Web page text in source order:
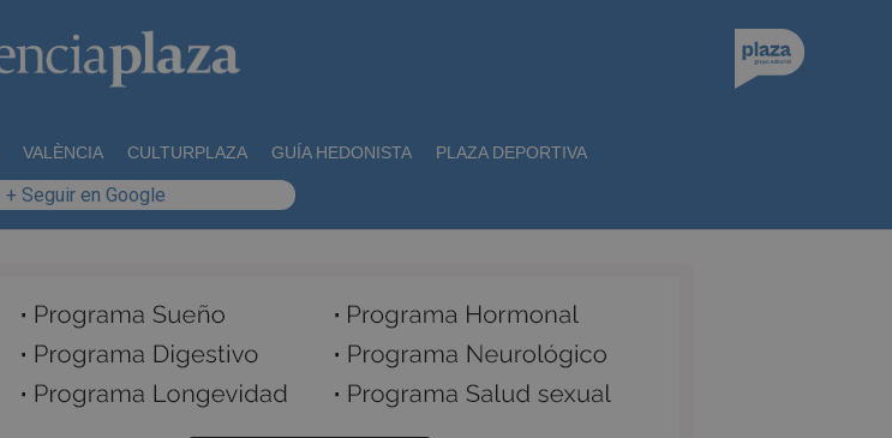
VALÈNCIA CULTURPLAZA GUÍA HEDONISTA PLAZA DEPORTIVA
+ Seguir en Google